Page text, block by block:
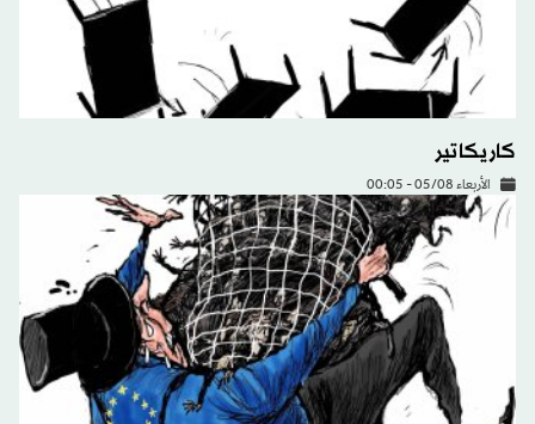
كاريكاتير
الأربعاء 05/08 - 00:05